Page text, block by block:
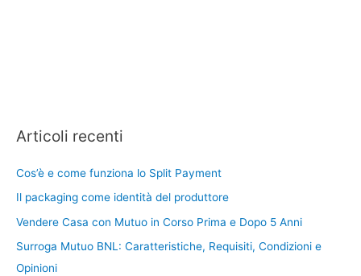
Articoli recenti
Cos’è e come funziona lo Split Payment
Il packaging come identità del produttore
Vendere Casa con Mutuo in Corso Prima e Dopo 5 Anni
Surroga Mutuo BNL: Caratteristiche, Requisiti, Condizioni e
Opinioni